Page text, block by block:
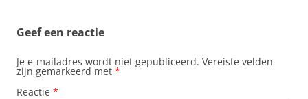
Geef een reactie
Je e-mailadres wordt niet gepubliceerd. Vereiste velden
zijn gemarkeerd met *
Reactie *